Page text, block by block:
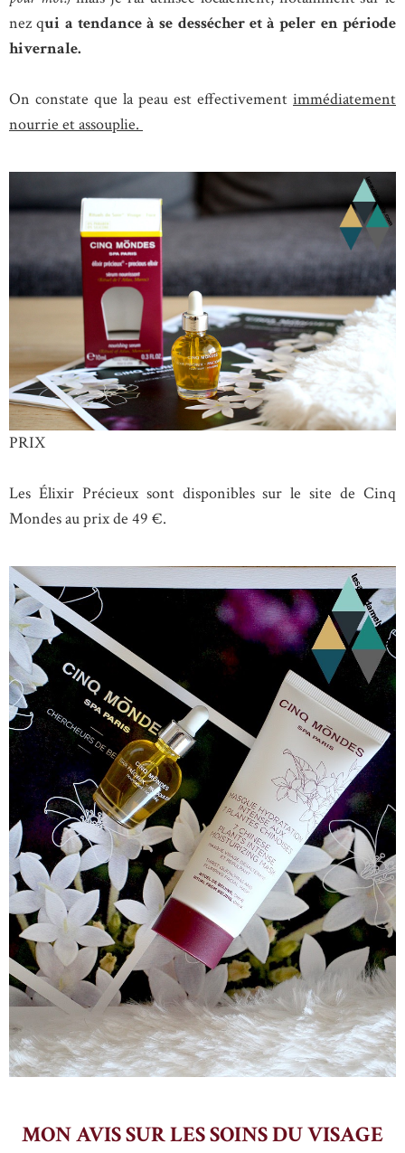
nez qui a tendance à se dessécher et à peler en période
hivernale.
On constate que la peau est effectivement immédiatement
nourrie et assouplie.
PRIX
Les Élixir Précieux sont disponibles sur le site de Cinq
Mondes au prix de 49 €.
MON AVIS SUR LES SOINS DU VISAGE